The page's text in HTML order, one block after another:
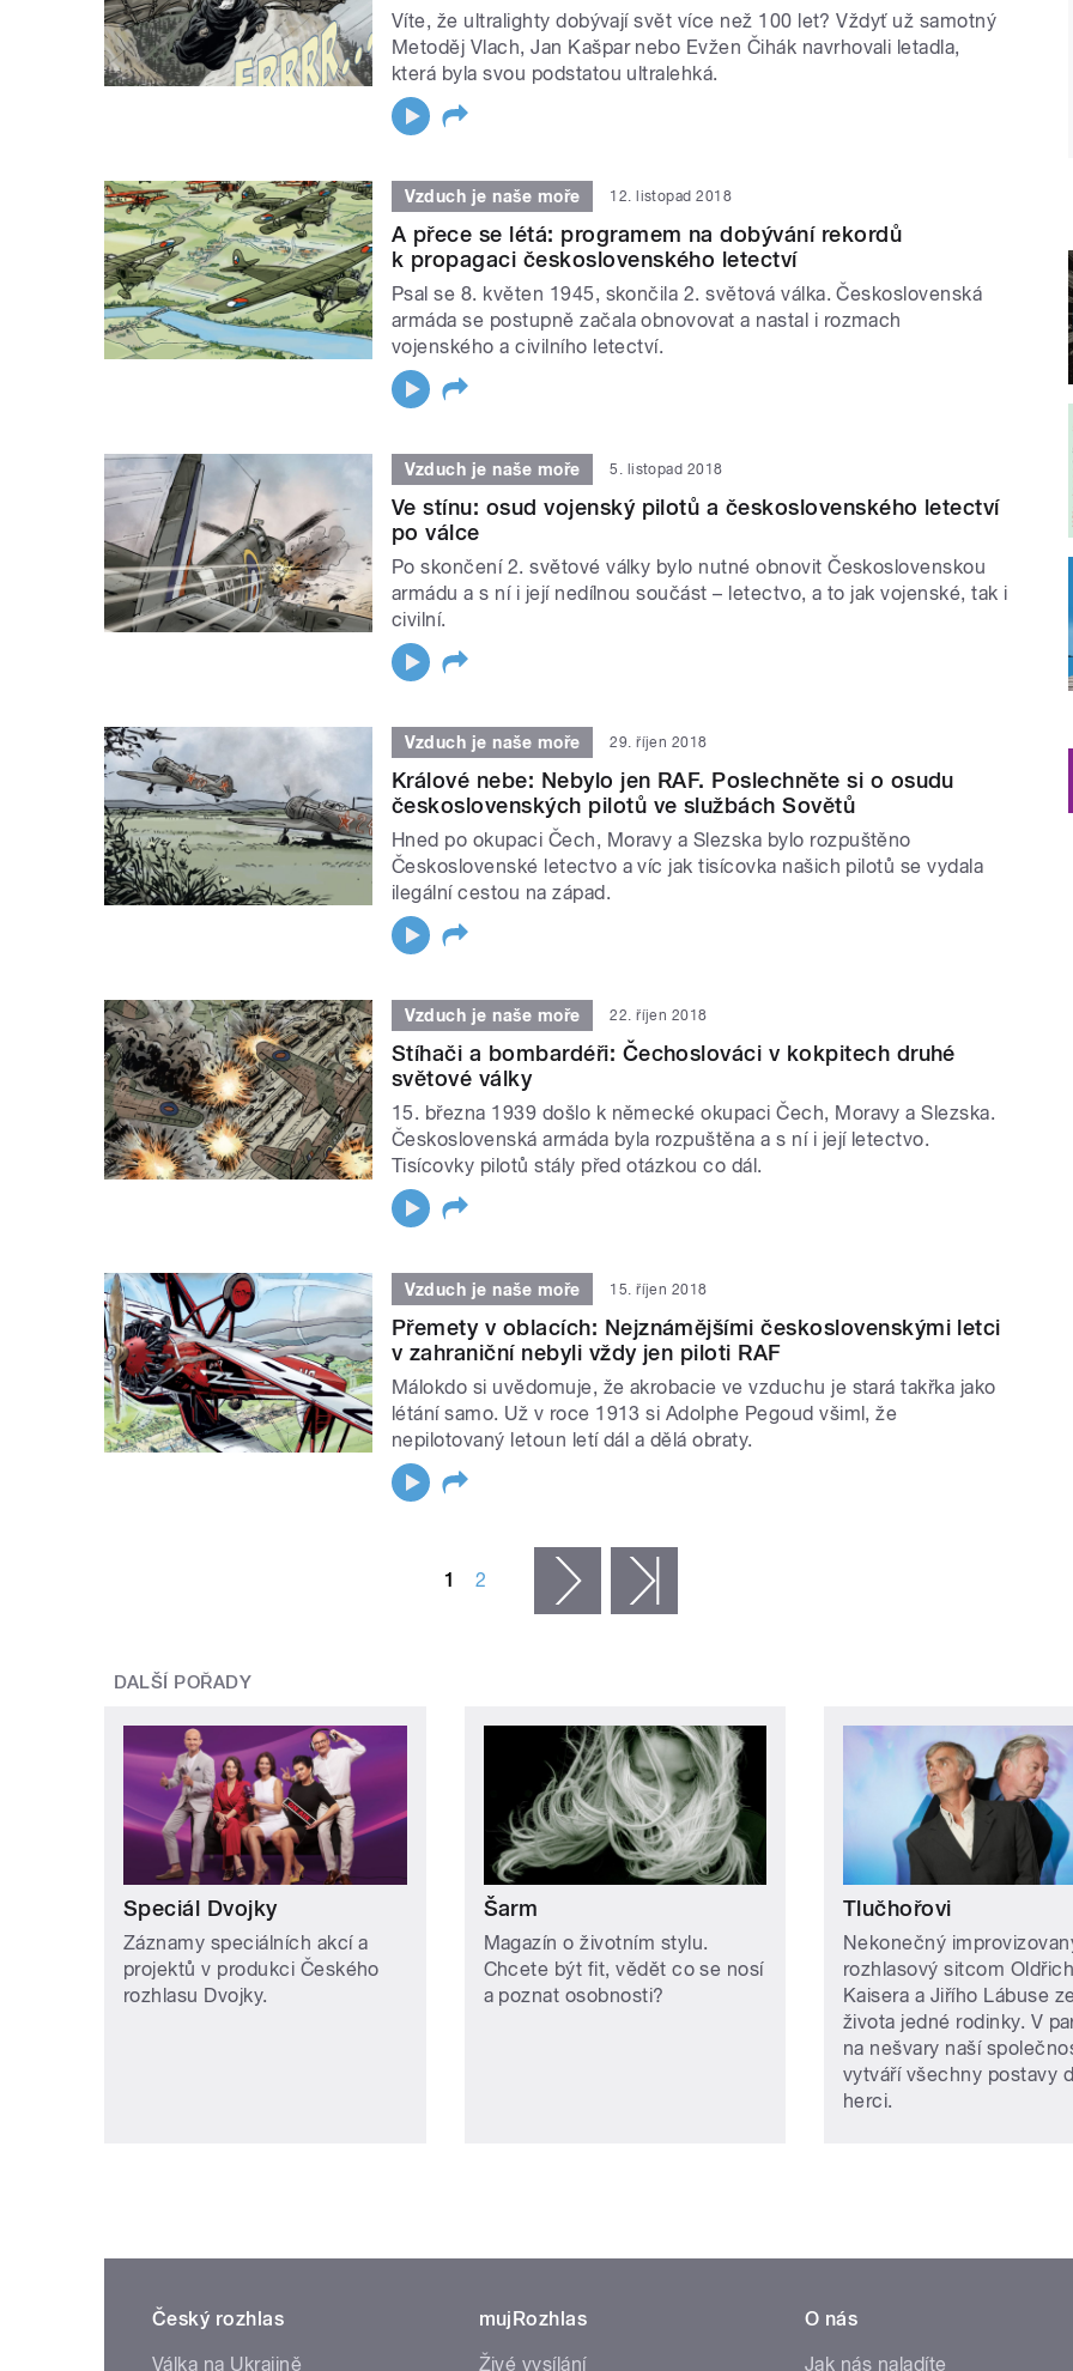
Víte, že ultralighty dobývají svět více než 100 let? Vždyť už samotný
Metoděj Vlach, Jan Kašpar nebo Evžen Čihák navrhovali letadla,
která byla svou podstatou ultralehká.
Vzduch je naše moře 12. listopad 2018
A přece se létá: programem na dobývání rekordů
k propagaci československého letectví
Psal se 8. květen 1945, skončila 2. světová válka. Československá
armáda se postupně začala obnovovat a nastal i rozmach
vojenského a civilního letectví.
Vzduch je naše moře 5. listopad 2018
Ve stínu: osud vojenský pilotů a československého letectví
po válce
Po skončení 2. světové války bylo nutné obnovit Československou
armádu a s ní i její nedílnou součást – letectvo, a to jak vojenské, tak i
civilní.
Vzduch je naše moře 29. říjen 2018
Králové nebe: Nebylo jen RAF. Poslechněte si o osudu
československých pilotů ve službách Sovětů
Hned po okupaci Čech, Moravy a Slezska bylo rozpuštěno
Československé letectvo a víc jak tisícovka našich pilotů se vydala
ilegální cestou na západ.
Vzduch je naše moře 22. říjen 2018
Stíhači a bombardéři: Čechoslováci v kokpitech druhé
světové války
15. března 1939 došlo k německé okupaci Čech, Moravy a Slezska.
Československá armáda byla rozpuštěna a s ní i její letectvo.
Tisícovky pilotů stály před otázkou co dál.
Vzduch je naše moře 15. říjen 2018
Přemety v oblacích: Nejznámějšími československými letci
v zahraniční nebyli vždy jen piloti RAF
Málokdo si uvědomuje, že akrobacie ve vzduchu je stará takřka jako
létání samo. Už v roce 1913 si Adolphe Pegoud všiml, že
nepilotovaný letoun letí dál a dělá obraty.
1 2 následující ›
DALŠÍ POŘADY
Speciál Dvojky
Záznamy speciálních akcí a
projektů v produkci Českého
rozhlasu Dvojky.
Šarm
Magazín o životním stylu.
Chcete být fit, vědět co se nosí
a poznat osobnosti?
Tlučhořovi
Nekonečný
rozhlasový sitcom
Kaisera a Jiřího Lábuse
života jedné rodinky. V
na nešvary naší
vytváří všechny postavy
herci.
Český rozhlas
Válka na Ukrajině
mujRozhlas
Živé vysílání
O nás
Jak nás naladíte